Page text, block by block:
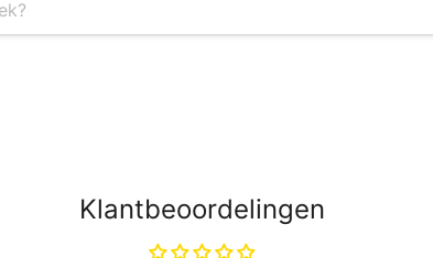
Klantbeoordelingen